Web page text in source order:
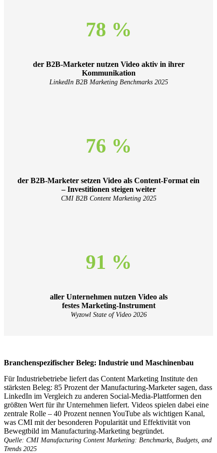
78 %
der B2B-Marketer nutzen Video aktiv in ihrer
Kommunikation
LinkedIn B2B Marketing Benchmarks 2025
76 %
der B2B-Marketer setzen Video als Content-Format ein
– Investitionen steigen weiter
CMI B2B Content Marketing 2025
91 %
aller Unternehmen nutzen Video als
festes Marketing-Instrument
Wyzowl State of Video 2026
Branchenspezifischer Beleg: Industrie und Maschinenbau
Für Industriebetriebe liefert das Content Marketing Institute den
stärksten Beleg: 85 Prozent der Manufacturing-Marketer sagen, dass
LinkedIn im Vergleich zu anderen Social-Media-Plattformen den
größten Wert für ihr Unternehmen liefert. Videos spielen dabei eine
zentrale Rolle – 40 Prozent nennen YouTube als wichtigen Kanal,
was CMI mit der besonderen Popularität und Effektivität von
Bewegtbild im Manufacturing-Marketing begründet.
Quelle: CMI Manufacturing Content Marketing: Benchmarks, Budgets, and
Trends 2025